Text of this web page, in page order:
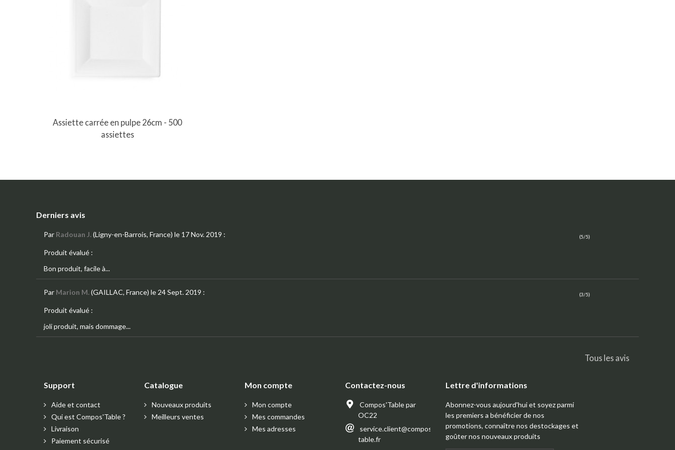
Assiette carrée en pulpe 26cm - 500
assiettes
Derniers avis
Par Radouan J.(Ligny-en-Barrois, France) le 17 Nov. 2019 : (5/5)
Produit évalué :
Bon produit, facile à...
Par Marion M.(GAILLAC, France) le 24 Sept. 2019 : (3/5)
Produit évalué :
joli produit, mais dommage...
Tous les avis
Support
Aide et contact
Qui est Compos'Table ?
Livraison
Paiement sécurisé
Catalogue
Nouveaux produits
Meilleurs ventes
Mon compte
Mon compte
Mes commandes
Mes adresses
Contactez-nous
Compos'Table par
OC22
service.client@compos-
table.fr
Lettre d'informations
Abonnez-vous aujourd'hui et soyez parmi
les premiers a bénéficier de nos
promotions, connaître nos destockages et
goûter nos nouveaux produits